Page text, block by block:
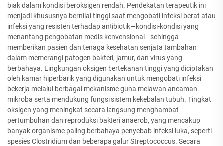
biak dalam kondisi beroksigen rendah. Pendekatan terapeutik ini
menjadi khususnya bernilai tinggi saat mengobati infeksi berat atau
infeksi yang resisten terhadap antibiotik—kondisi-kondisi yang
menantang pengobatan medis konvensional—sehingga
memberikan pasien dan tenaga kesehatan senjata tambahan
dalam memerangi patogen bakteri, jamur, dan virus yang
berbahaya. Lingkungan oksigen bertekanan tinggi yang diciptakan
oleh kamar hiperbarik yang digunakan untuk mengobati infeksi
bekerja melalui berbagai mekanisme guna melawan ancaman
mikroba serta mendukung fungsi sistem kekebalan tubuh. Tingkat
oksigen yang meningkat secara langsung menghambat
pertumbuhan dan reproduksi bakteri anaerob, yang mencakup
banyak organisme paling berbahaya penyebab infeksi luka, seperti
spesies Clostridium dan beberapa galur Streptococcus. Secara